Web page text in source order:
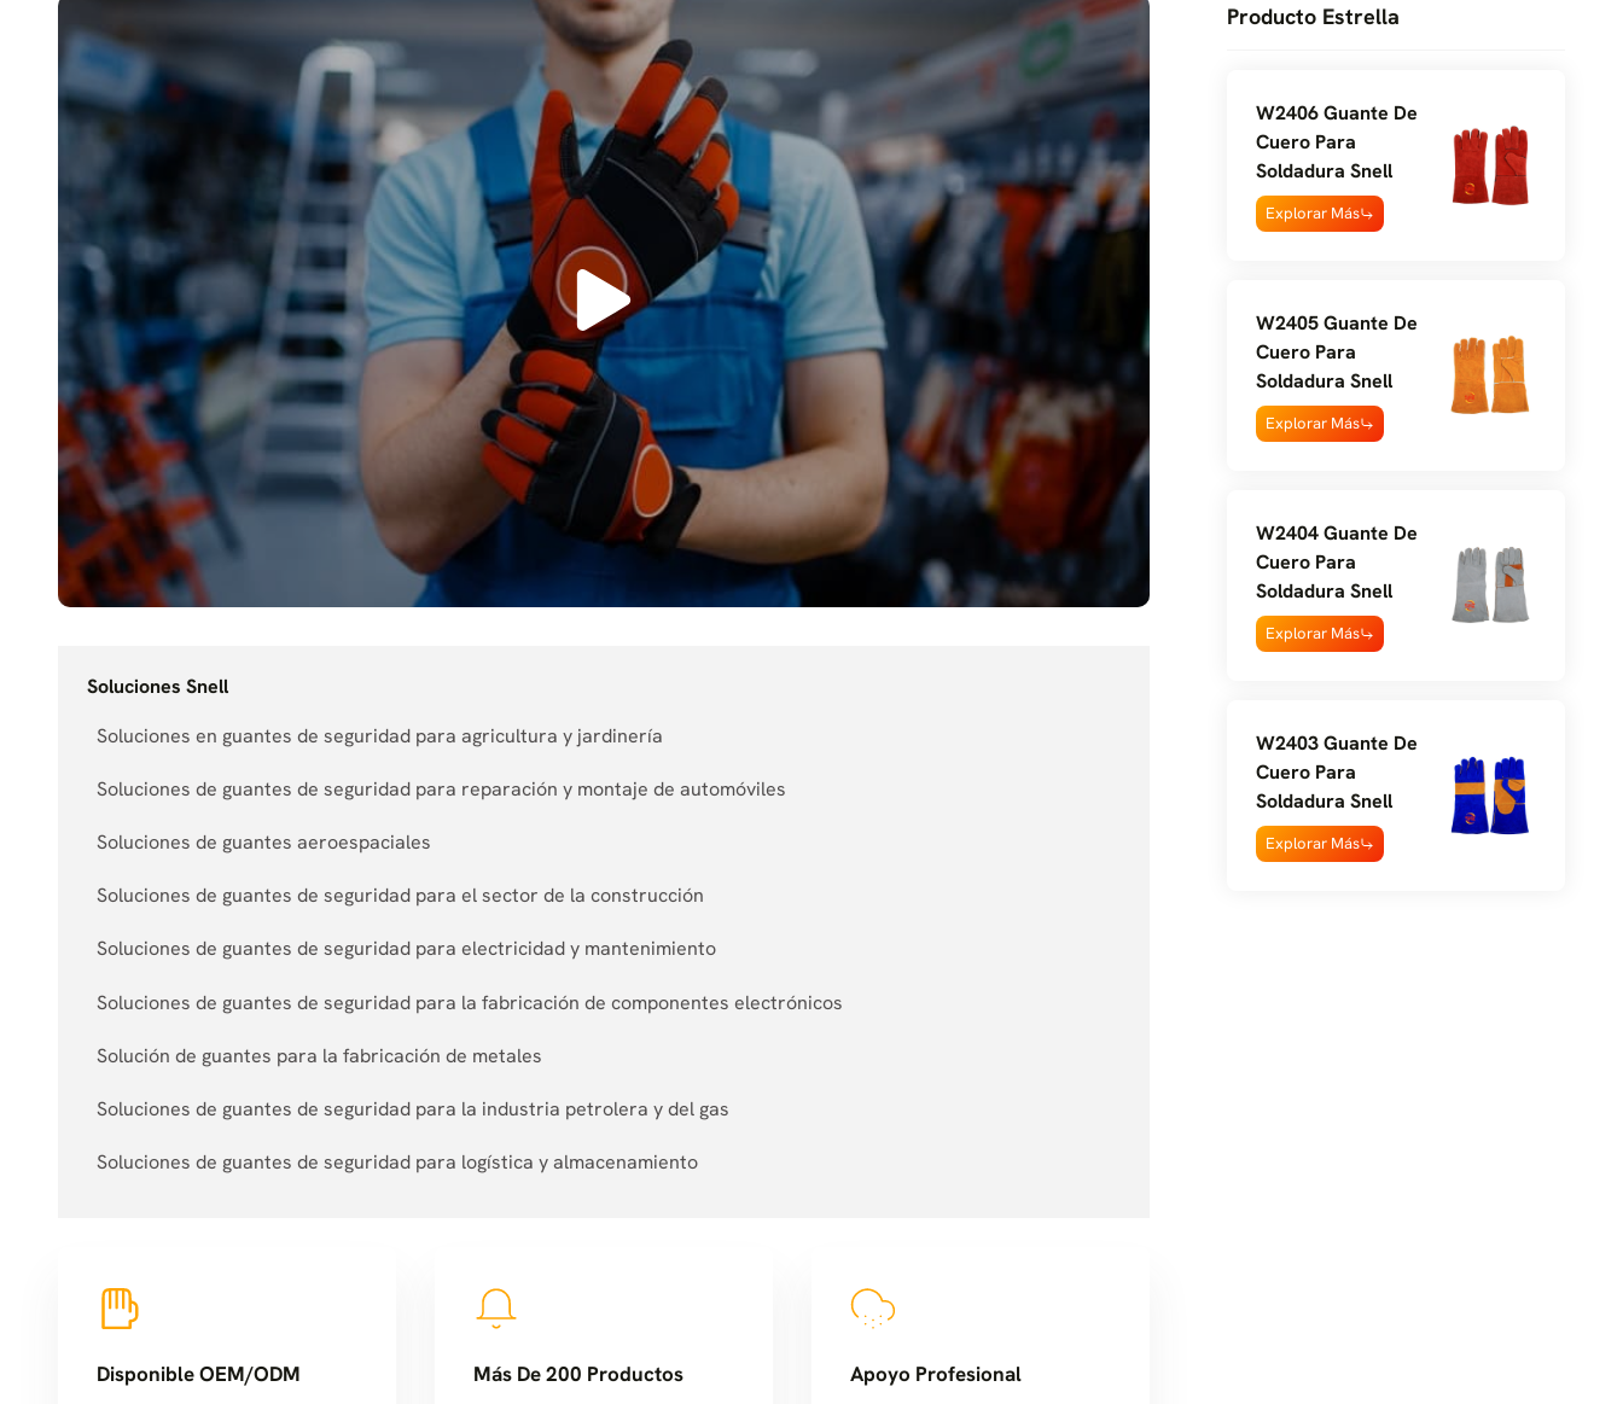
Soluciones Snell
Soluciones en guantes de seguridad para agricultura y jardinería
Soluciones de guantes de seguridad para reparación y montaje de automóviles
Soluciones de guantes aeroespaciales
Soluciones de guantes de seguridad para el sector de la construcción
Soluciones de guantes de seguridad para electricidad y mantenimiento
Soluciones de guantes de seguridad para la fabricación de componentes electrónicos
Solución de guantes para la fabricación de metales
Soluciones de guantes de seguridad para la industria petrolera y del gas
Soluciones de guantes de seguridad para logística y almacenamiento
Disponible OEM/ODM Más De 200 Productos Apoyo Profesional
Producto Estrella
W2406 Guante De
Cuero Para
Soldadura Snell
Explorar Más
W2405 Guante De
Cuero Para
Soldadura Snell
Explorar Más
W2404 Guante De
Cuero Para
Soldadura Snell
Explorar Más
W2403 Guante De
Cuero Para
Soldadura Snell
Explorar Más